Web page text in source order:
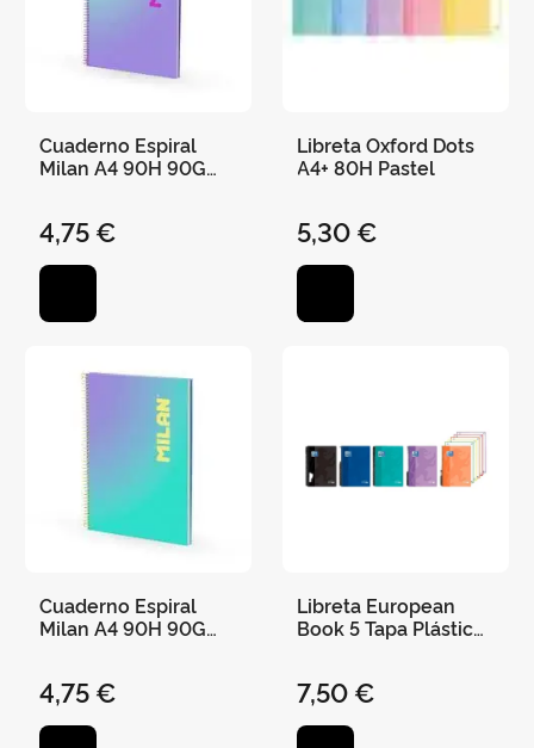
Cuaderno Espiral
Milan A4 90H 90G
4,75 €
Libreta Oxford Dots
A4+ 80H Pastel
5,30 €
Cuaderno Espiral
Milan A4 90H 90G
4,75 €
Libreta European
Book 5 Tapa Plástico
7,50 €